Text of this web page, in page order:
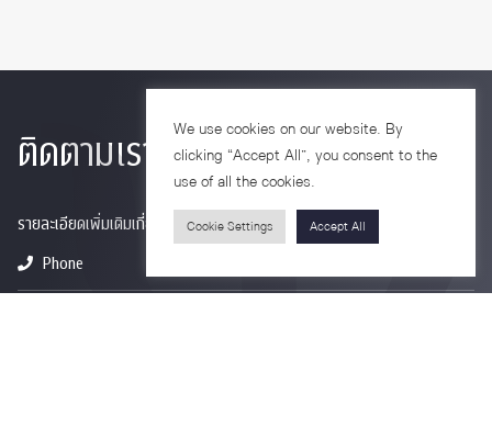
ติดตามเรา
รายละเอียดเพิ่มเติมเกี่ยวกับคณะ ติดตามข่าวสารคณะ
Phone
We use cookies on our website. By
clicking “Accept All”, you consent to the
use of all the cookies.
Cookie Settings Accept All